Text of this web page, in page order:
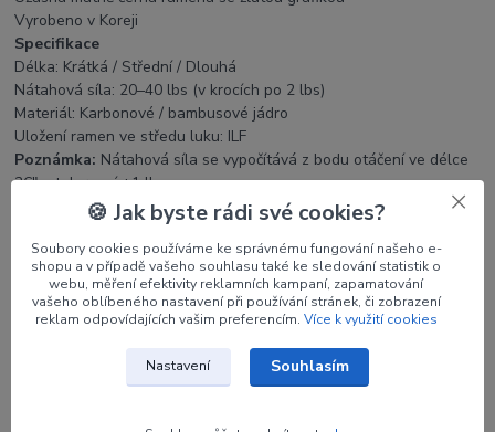
Vyrobeno v Koreji
Specifikace
Délka: Krátká / Střední / Dlouhá
Nátahová síla: 20–40 lbs (v krocích po 2 lbs)
Materiál: Karbonové / bambusové jádro
Uložení ramen ve středu luku: ILF
Poznámka: Nátahová síla se vypočítává z bodu otáčení ve délce
26" s tolerancí ±1 lb.
Původ zboží
KINETIC
🍪 Jak byste rádi své cookies?
Soubory cookies používáme ke správnému fungování našeho e-
shopu a v případě vašeho souhlasu také ke sledování statistik o
webu, měření efektivity reklamních kampaní, zapamatování
vašeho oblíbeného nastavení při používání stránek, či zobrazení
reklam odpovídajících vašim preferencím. Více k využití cookies
Nastavení Souhlasím